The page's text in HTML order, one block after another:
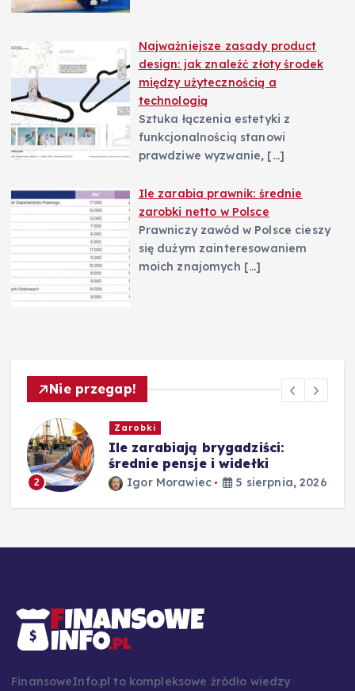
Najważniejsze zasady product
design: jak znaleźć złoty środek
między użytecznością a
technologią
Sztuka łączenia estetyki z
funkcjonalnością stanowi
prawdziwe wyzwanie, […]
Ile zarabia prawnik: średnie
zarobki netto w Polsce
Prawniczy zawód w Polsce cieszy
się dużym zainteresowaniem
moich znajomych […]
Nie przegap!
2
Zarobki
Ile zarabiają brygadziści:
średnie pensje i widełki
Igor Morawiec 5 sierpnia, 2026
FinansoweInfo.pl to kompleksowe źródło wiedzy